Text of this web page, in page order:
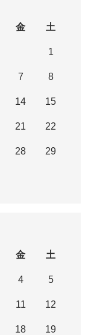
金 土
1
7 8
14 15
21 22
28 29
金 土
4 5
11 12
18 19